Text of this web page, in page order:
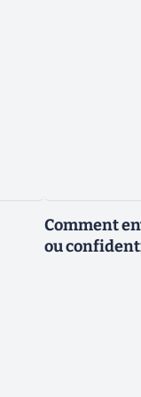
Comment
ou